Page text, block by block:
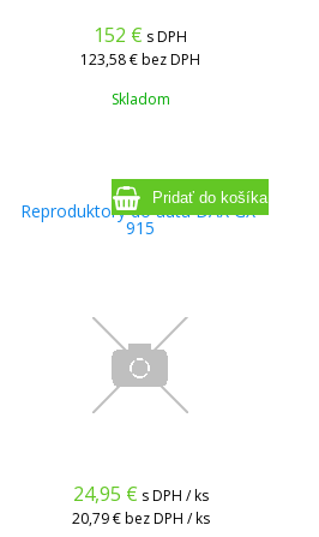
152 € s DPH
123,58 €bez DPH
Skladom
Reproduktory do auta DAX GX-
915
24,95 € s DPH / ks
20,79 € bez DPH / ks